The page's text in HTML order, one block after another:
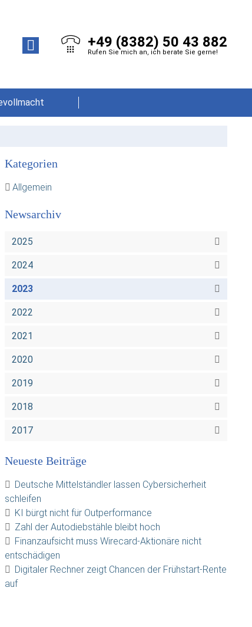
+49 (8382) 50 43 882
Rufen Sie mich an, ich berate Sie gerne!
Kategorien
Allgemein
Newsarchiv
2025
2024
2023
2022
2021
2020
2019
2018
2017
Neueste Beiträge
Deutsche Mittelständler lassen Cybersicherheit
schleifen
KI bürgt nicht für Outperformance
Zahl der Autodiebstähle bleibt hoch
Finanzaufsicht muss Wirecard-Aktionäre nicht
entschädigen
Digitaler Rechner zeigt Chancen der Frühstart-Rente
auf